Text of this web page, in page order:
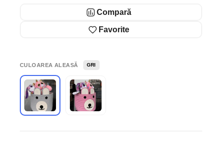
Compară
Favorite
CULOAREA ALEASĂ GRI